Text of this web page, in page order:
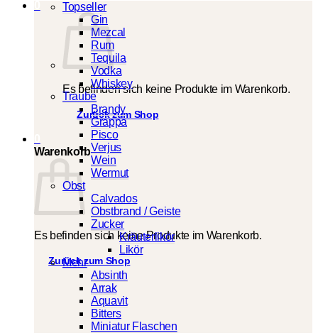
Es befinden sich keine Produkte im Warenkorb.
Zurück zum Shop
Warenkorb
Es befinden sich keine Produkte im Warenkorb.
Zurück zum Shop
Topseller
Gin
Mezcal
Rum
Tequila
Vodka
Whiskey
Traube
Brandy
Grappa
Pisco
Verjus
Wein
Wermut
Obst
Calvados
Obstbrand / Geiste
Zucker
Kräuterlikör
Likör
Mehr
Absinth
Arrak
Aquavit
Bitters
Miniatur Flaschen